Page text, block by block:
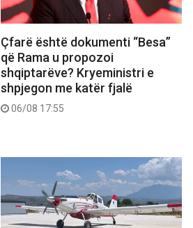
Çfarë është dokumenti “Besa”
që Rama u propozoi
shqiptarëve? Kryeministri e
shpjegon me katër fjalë
06/08 17:55